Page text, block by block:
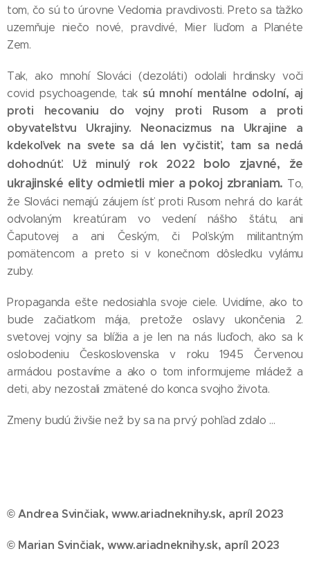
tom, čo sú to úrovne Vedomia pravdivosti. Preto sa ťažko
uzemňuje niečo nové, pravdivé, Mier ľuďom a Planéte
Zem.
Tak, ako mnohí Slováci (dezoláti) odolali hrdinsky voči
covid psychoagende, taksú mnohí mentálne odolní, aj
proti hecovaniu do vojny proti Rusom a proti
obyvateľstvu Ukrajiny. Neonacizmus na Ukrajine a
kdekoľvek na svete sa dá len vyčistiť, tam sa nedá
dohodnúť. Už minulý rok 2022
bolo zjavné, že
ukrajinské elity odmietli mier a pokoj zbraniam. To,
že Slováci nemajú záujem ísť proti Rusom nehrá do karát
odvolaným kreatúram vo vedení nášho štátu, ani
Čaputovej a ani Českým, či Poľským militantným
pomätencom a preto si v konečnom dôsledku vylámu
zuby.
Propaganda ešte nedosiahla svoje ciele. Uvidíme, ako to
bude začiatkom mája, pretože oslavy ukončenia 2.
svetovej vojny sa blížia a je len na nás ľuďoch, ako sa k
oslobodeniu Československa v roku 1945 Červenou
armádou postavíme a ako o tom informujeme mládež a
deti, aby nezostali zmätené do konca svojho života.
Zmeny budú živšie než by sa na prvý pohľad zdalo ...
© Andrea Svinčiak, www.ariadneknihy.sk, apríl 2023
© Marian Svinčiak, www.ariadneknihy.sk, apríl 2023